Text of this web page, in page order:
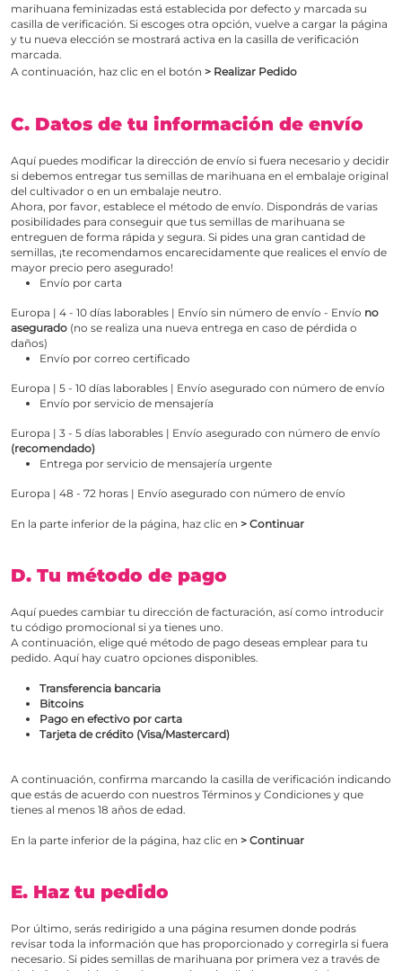
marihuana feminizadas está establecida por defecto y marcada su
casilla de verificación. Si escoges otra opción, vuelve a cargar la página
y tu nueva elección se mostrará activa en la casilla de verificación
marcada.
A continuación, haz clic en el botón > Realizar Pedido
C. Datos de tu información de envío
Aquí puedes modificar la dirección de envío si fuera necesario y decidir
si debemos entregar tus semillas de marihuana en el embalaje original
del cultivador o en un embalaje neutro.
Ahora, por favor, establece el método de envío. Dispondrás de varias
posibilidades para conseguir que tus semillas de marihuana se
entreguen de forma rápida y segura. Si pides una gran cantidad de
semillas, ¡te recomendamos encarecidamente que realices el envío de
mayor precio pero asegurado!
Envío por carta
Europa | 4 - 10 días laborables | Envío sin número de envío - Envío no
asegurado (no se realiza una nueva entrega en caso de pérdida o
daños)
Envío por correo certificado
Europa | 5 - 10 días laborables | Envío asegurado con número de envío
Envío por servicio de mensajería
Europa | 3 - 5 días laborables | Envío asegurado con número de envío
(recomendado)
Entrega por servicio de mensajería urgente
Europa | 48 - 72 horas | Envío asegurado con número de envío
En la parte inferior de la página, haz clic en > Continuar
D. Tu método de pago
Aquí puedes cambiar tu dirección de facturación, así como introducir
tu código promocional si ya tienes uno.
A continuación, elige qué método de pago deseas emplear para tu
pedido. Aquí hay cuatro opciones disponibles.
Transferencia bancaria
Bitcoins
Pago en efectivo por carta
Tarjeta de crédito (Visa/Mastercard)
A continuación, confirma marcando la casilla de verificación indicando
que estás de acuerdo con nuestros Términos y Condiciones y que
tienes al menos 18 años de edad.
En la parte inferior de la página, haz clic en > Continuar
E. Haz tu pedido
Por último, serás redirigido a una página resumen donde podrás
revisar toda la información que has proporcionado y corregirla si fuera
necesario. Si pides semillas de marihuana por primera vez a través de